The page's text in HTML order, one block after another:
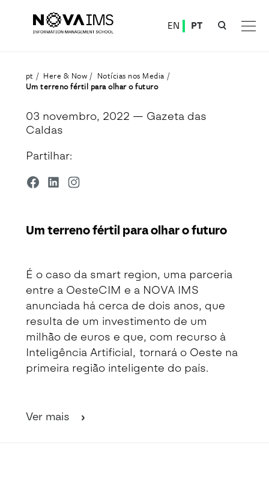
EN PT
pt Here & Now
Notícias nos Media
Um terreno fértil para olhar o futuro
03 novembro, 2022 — Gazeta das
Caldas
Partilhar:
Um terreno fértil para olhar o futuro
É o caso da smart region, uma parceria
entre a OesteCIM e a NOVA IMS
anunciada há cerca de dois anos, que
resulta de um investimento de um
milhão de euros e que, com recurso à
Inteligência Artificial, tornará o Oeste na
primeira região inteligente do país.
Ver mais